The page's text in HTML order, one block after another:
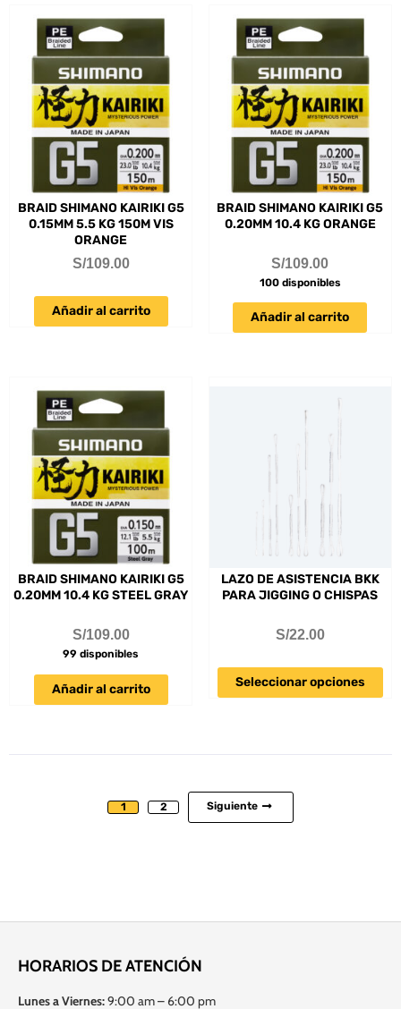
BRAID SHIMANO KAIRIKI G5
0.15MM 5.5 KG 150M VIS
ORANGE
S/109.00
Añadir al carrito
BRAID SHIMANO KAIRIKI G5
0.20MM 10.4 KG ORANGE
S/109.00
100 disponibles
Añadir al carrito
BRAID SHIMANO KAIRIKI G5
0.20MM 10.4 KG STEEL GRAY
S/109.00
99 disponibles
Añadir al carrito
LAZO DE ASISTENCIA BKK
PARA JIGGING O CHISPAS
S/22.00
Seleccionar opciones
1 2 Siguiente
HORARIOS DE ATENCIÓN
Lunes a Viernes:9:00 am – 6:00 pm